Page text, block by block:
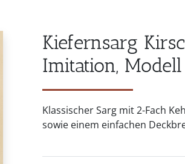
Kiefernsarg
Imitation,
Klassischer Sarg mit 2-Fach
sowie einem einfachen